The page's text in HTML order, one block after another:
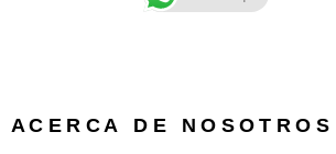
A C E R C A D E N O S O T R O S